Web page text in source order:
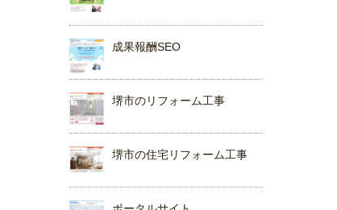
成果報酬SEO
堺市のリフォーム工事
堺市の住宅リフォーム工事